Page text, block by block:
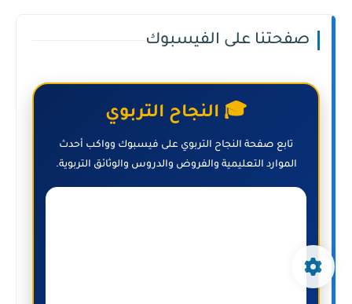
صفحتنا على الفيسبوك
🎓 النجاح التربوي
تابع صفحة النجاح التربوي على فيسبوك وواكب أحدث
الموارد التعليمية والفروض والدروس والوثائق التربوية.